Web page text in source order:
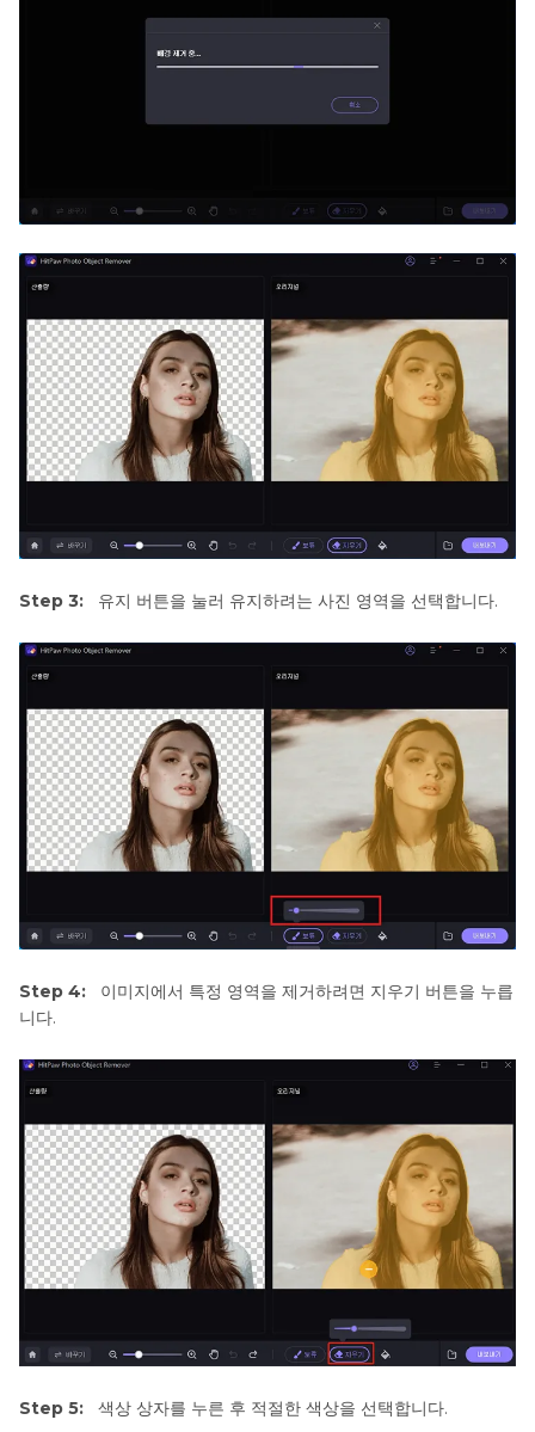
Step 3: 유지 버튼을 눌러 유지하려는 사진 영역을 선택합니다.
Step 4:
이미지에서 특정 영역을 제거하려면 지우기 버튼을 누릅
니다.
Step 5: 색상 상자를 누른 후 적절한 색상을 선택합니다.